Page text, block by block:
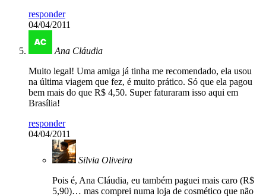
responder
04/04/2011
Ana Cláudia
Muito legal! Uma amiga já tinha me recomendado, ela usou
na última viagem que fez, é muito prático. Só que ela pagou
bem mais do que R$ 4,50. Super faturaram isso aqui em
Brasília!
responder
04/04/2011
Silvia Oliveira
Pois é, Ana Cláudia, eu também paguei mais caro (R$
5,90)… mas comprei numa loja de cosmético que não